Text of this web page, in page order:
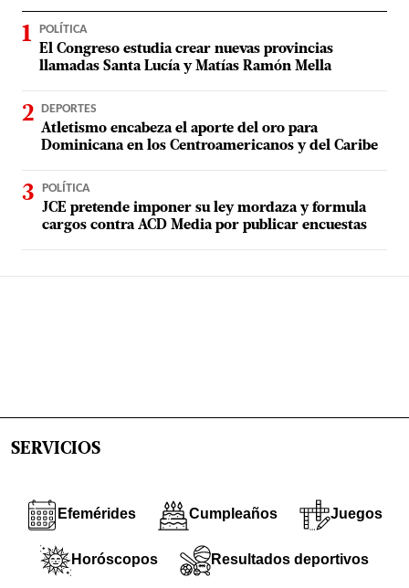
POLÍTICA
El Congreso estudia crear nuevas provincias
llamadas Santa Lucía y Matías Ramón Mella
DEPORTES
Atletismo encabeza el aporte del oro para
Dominicana en los Centroamericanos y del Caribe
POLÍTICA
JCE pretende imponer su ley mordaza y formula
cargos contra ACD Media por publicar encuestas
SERVICIOS
Efemérides Cumpleaños Juegos
Horóscopos Resultados deportivos